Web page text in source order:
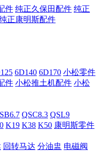
件 纯正久保田配件 纯正
正康明斯配件
6D140 6D170 小松零件
件 小松推土机配件 小松
QSC8.3 QSL9
K19 K38 K50 康明斯零件
回转马达 分油盅 电磁阀